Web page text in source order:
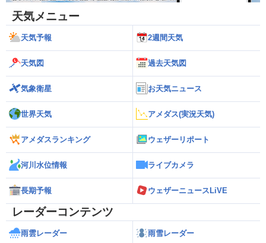
天気メニュー
天気予報 2週間天気
天気図 過去天気図
気象衛星 お天気ニュース
世界天気 アメダス(実況天気)
アメダスランキング ウェザーリポート
河川水位情報 ライブカメラ
長期予報 ウェザーニュースLiVE
レーダーコンテンツ
雨雲レーダー 雨雪レーダー